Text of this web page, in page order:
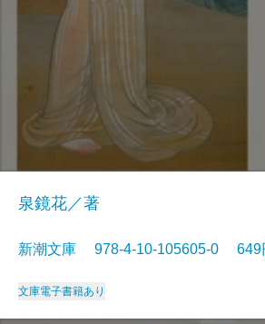
泉鏡花／著
新潮文庫 978-4-10-105605-0
文庫電子書籍あり